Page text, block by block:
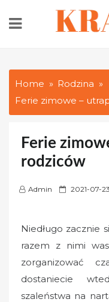
Home
Rodzina
Ferie zimowe –
Ferie
rodziców
Admin
P
t
e
d
o
2021-07-23
Niedługo zacznie
razem z nimi
zorganizować
dostaniecie
szaleństwa na